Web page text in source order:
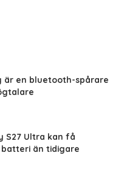
är en bluetooth-spårare
S27 Ultra kan få
än tidigare